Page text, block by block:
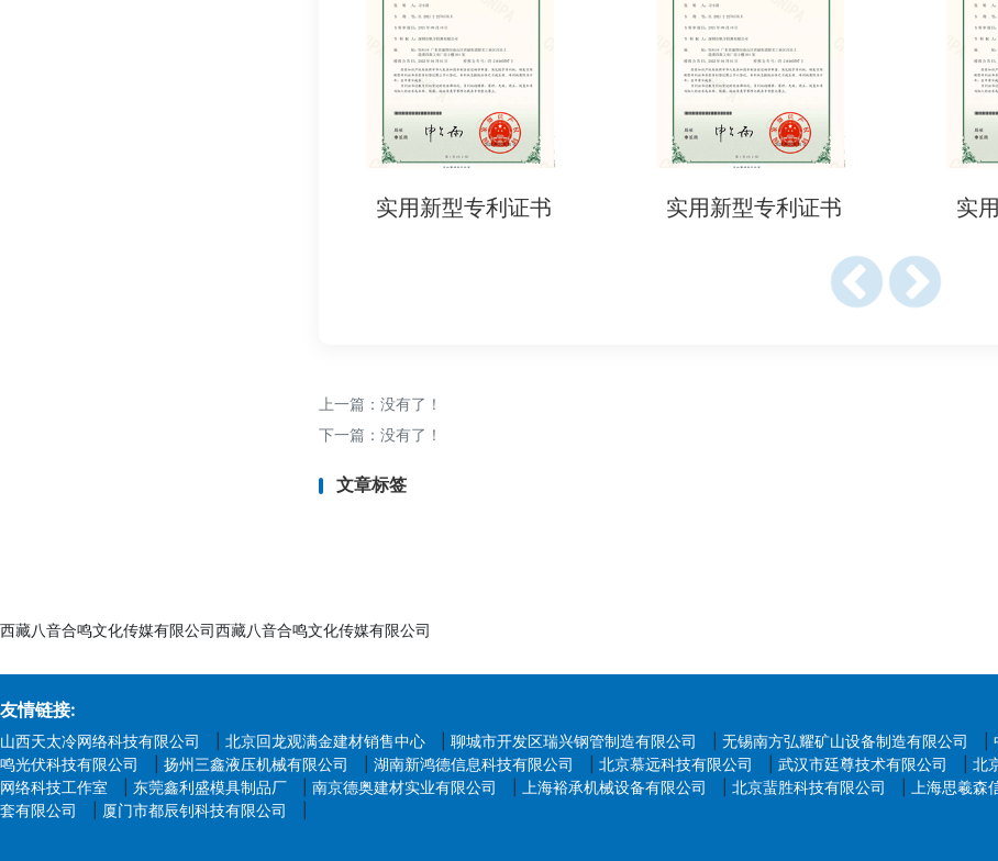
产品图片
产品样品
产品执行标准
其他资料:
委托检测协议书
其他检测机构要求提供的资料
九、 总结
品竞争力，规避法律风险，促进电商行业健康发展。
实用新型专利证书 实用新型专利证书 实
上一篇：没有了！
下一篇：没有了！
文章标签
西藏八音合鸣文化传媒有限公司西藏八音合鸣文化传媒有限公司
友情链接:
山西天太冷网络科技有限公司 北京回龙观满金建材销售中心 聊城市开发区瑞兴钢管制造有限公司 无锡南方弘耀矿山设备制造有限公司
鸣光伏科技有限公司
扬州三鑫液压机械有限公司 湖南新鸿德信息科技有限公司 北京慕远科技有限公司 武汉市廷尊技术有限公司 北
网络科技工作室
东莞鑫利盛模具制品厂 南京德奥建材实业有限公司 上海裕承机械设备有限公司 北京蜚胜科技有限公司 上海思羲森
套有限公司
厦门市都辰钊科技有限公司